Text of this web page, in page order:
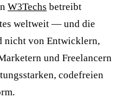
W3Techs betreibt
weltweit — und die
nicht von Entwicklern,
und Freelancern
codefreien